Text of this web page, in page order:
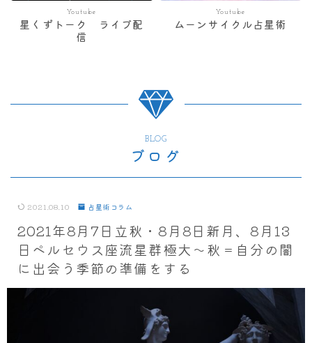
Youtube
星くずトーク ライブ配
信
Youtube
ムーンサイクル占星術
BLOG
ブログ
2021.08.10 占星術コラム
2021年8月7日立秋・8月8日新月、8月13
日ペルセウス座流星群極大～秋＝自分の闇
に出会う季節の準備をする